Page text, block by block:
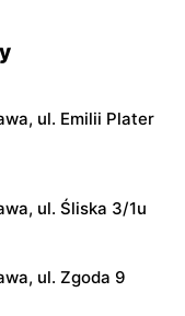
ul. Emilii Plater
ul. Śliska 3/1u
ul. Zgoda 9